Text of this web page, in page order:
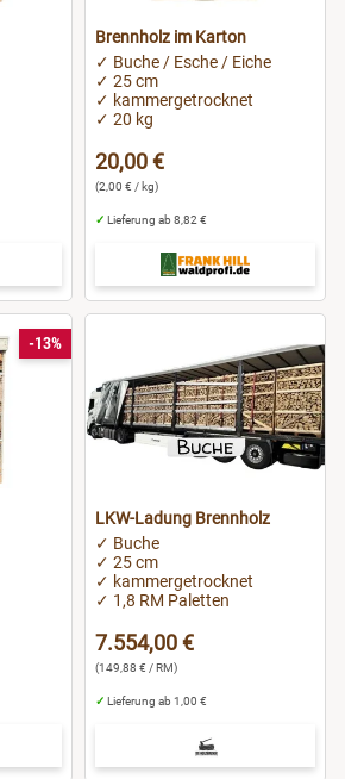
Brennholz im Karton
✓ Buche / Esche / Eiche
✓ 25 cm
✓ kammergetrocknet
✓ 20 kg
20,00 €
(2,00 € / kg)
✓ Lieferung ab 8,82 €
-13%
LKW-Ladung Brennholz
✓ Buche
✓ 25 cm
✓ kammergetrocknet
✓ 1,8 RM Paletten
7.554,00 €
(149,88 € / RM)
✓ Lieferung ab 1,00 €